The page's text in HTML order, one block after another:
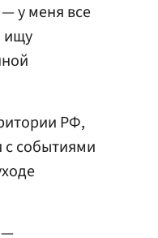
у меня все
ищу
РФ,
с событиями
—